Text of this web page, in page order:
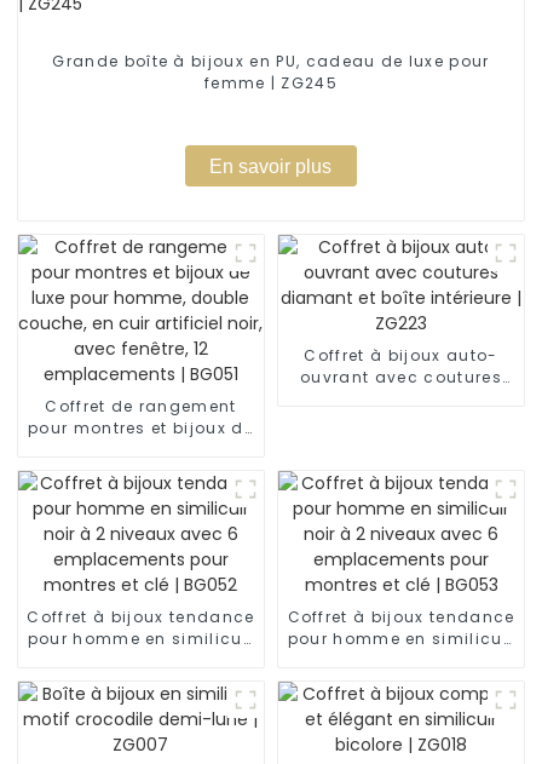
Grande boîte à bijoux en PU, cadeau de luxe pour
femme | ZG245
En savoir plus
Coffret de rangement
pour montres et bijoux de
couche, en cuir artificiel
noir, avec fenêtre, 12
emplacements | BG051
Coffret à bijoux auto-
ouvrant avec coutures
Coffret à bijoux tendance
pour homme en similicuir
emplacements pour
montres et clé | BG052
Coffret à bijoux tendance
pour homme en similicuir
emplacements pour
montres et clé | BG053